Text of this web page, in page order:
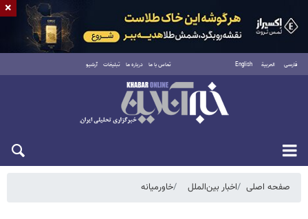
فارسی العربية English تماس با ما درباره ما تبلیغات آرشیو
شنبه ۱۷ مرداد ۱۴۰۵
صفحه اصلی اخبار بین‌الملل خاورمیانه
×